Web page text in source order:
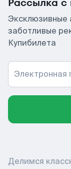
Эксклюзивные
заботливые
Купибилета
Электронная
Делимся